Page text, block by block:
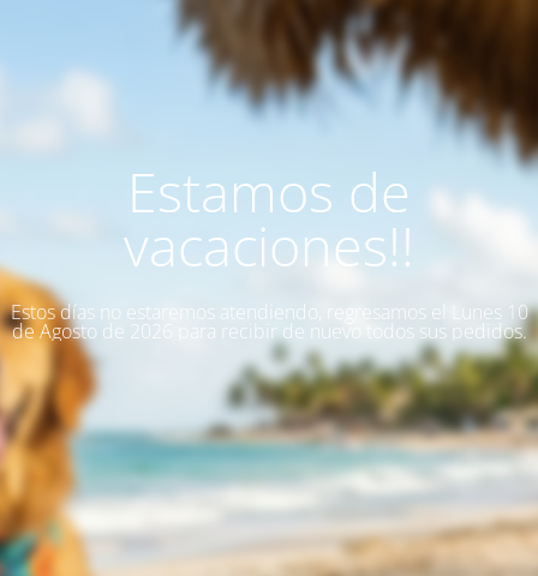
Estamos de
vacaciones!!
Estos días no estaremos atendiendo, regresamos el Lunes 10
de Agosto de 2026 para recibir de nuevo todos sus pedidos.